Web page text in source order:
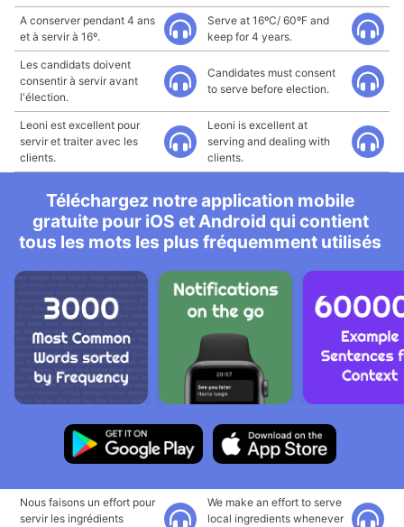
A conserver pendant 4 ans
et à servir à 16º.
Serve at 16ºC/ 60ºF and
keep for 4 years.
Les candidats doivent
consentir à servir avant
l'élection.
Candidates must consent
to serve before election.
Leoni est excellent pour
servir et traiter avec les
clients.
Leoni is excellent at
serving and dealing with
clients.
Téléchargez notre application mobile
gratuite pour iOS et Android qui contient
tous les mots les plus fréquemment utilisés
Nous faisons un effort pour
servir les ingrédients
We make an effort to serve
local ingredients whenever